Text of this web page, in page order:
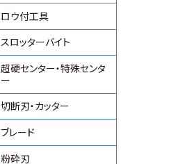
ロウ付工具
スロッターバイト
超硬センター・特殊センタ
ー
切断刃・カッター
ブレード
粉砕刃